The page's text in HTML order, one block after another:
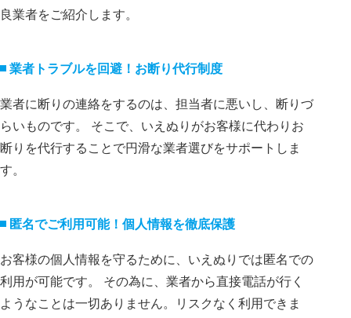
良業者をご紹介します。
業者トラブルを回避！お断り代⾏制度
業者に断りの連絡をするのは、担当者に悪いし、断りづ
らいものです。 そこで、いえぬりがお客様に代わりお
断りを代⾏することで円滑な業者選びをサポートしま
す。
匿名でご利⽤可能！個⼈情報を徹底保護
お客様の個⼈情報を守るために、いえぬりでは匿名での
利⽤が可能です。 その為に、業者から直接電話が⾏く
ようなことは⼀切ありません。リスクなく利⽤できま